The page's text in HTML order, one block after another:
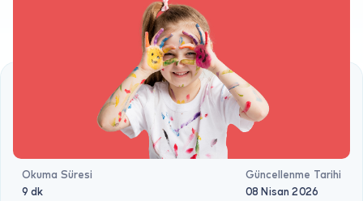
Okuma Süresi
9 dk
Güncellenme Tarihi
08 Nisan 2026